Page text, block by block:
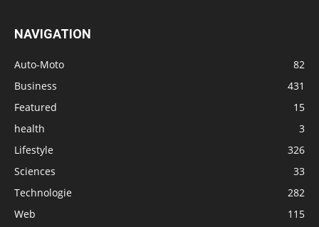
NAVIGATION
Auto-Moto
82
Business
431
Featured
15
health
3
Lifestyle
326
Sciences
33
Technologie
282
Web
115